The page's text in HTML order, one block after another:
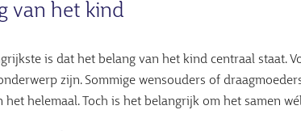
van het kind
is dat het belang van het kind centraal staat.
zijn. Sommige wensouders of
het helemaal. Toch is het belangrijk om het samen